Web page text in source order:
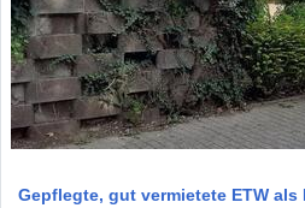
Gepflegte, gut vermietete ETW